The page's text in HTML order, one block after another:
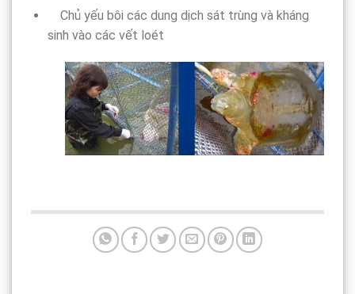
Chủ yếu bôi các dung dịch sát trùng và kháng
sinh vào các vết loét